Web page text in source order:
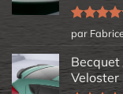
Note5
5
par